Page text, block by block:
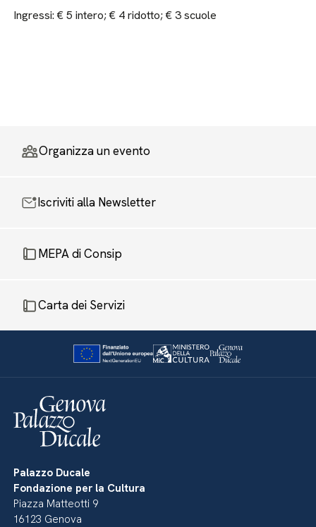
Ingressi: € 5 intero; € 4 ridotto; € 3 scuole
Organizza un evento
Iscriviti alla Newsletter
MEPA di Consip
Carta dei Servizi
Palazzo Ducale
Fondazione per la Cultura
Piazza Matteotti 9
16123 Genova